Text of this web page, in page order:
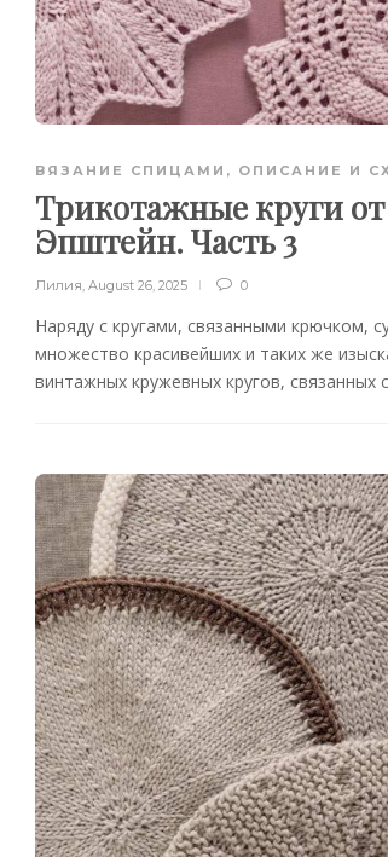
ВЯЗАНИЕ СПИЦАМИ , ОПИСАНИЕ И
Трикотажные круги
Эпштейн. Часть 3
Лилия, August 26, 2025 0
Наряду с кругами, связанными крючком,
множество красивейших и таких же
винтажных кружевных кругов, связанных